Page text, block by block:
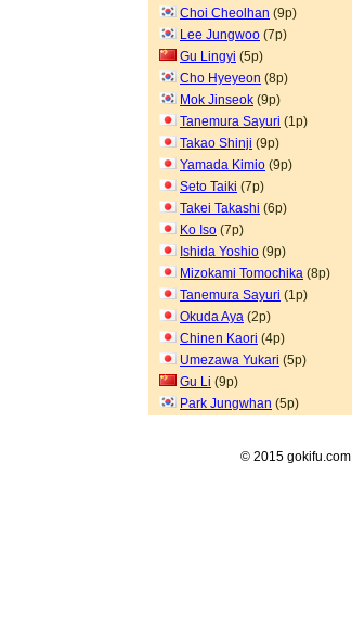
Choi Cheolhan (9p)
Lee Jungwoo (7p)
Gu Lingyi (5p)
Cho Hyeyeon (8p)
Mok Jinseok (9p)
Tanemura Sayuri (1p)
Takao Shinji (9p)
Yamada Kimio (9p)
Seto Taiki (7p)
Takei Takashi (6p)
Ko Iso (7p)
Ishida Yoshio (9p)
Mizokami Tomochika (8p)
Tanemura Sayuri (1p)
Okuda Aya (2p)
Chinen Kaori (4p)
Umezawa Yukari (5p)
Gu Li (9p)
Park Jungwhan (5p)
© 2015 gokifu.com